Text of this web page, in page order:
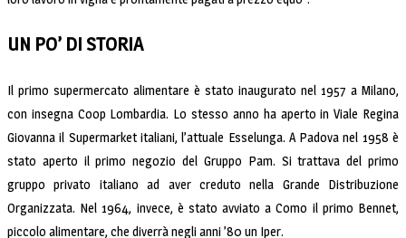
UN PO’ DI STORIA
Il primo supermercato alimentare è stato inaugurato nel 1957 a Milano,
con insegna Coop Lombardia. Lo stesso anno ha aperto in Viale Regina
Giovanna il Supermarket italiani, l’attuale Esselunga. A Padova nel 1958 è
stato aperto il primo negozio del Gruppo Pam. Si trattava del primo
gruppo privato italiano ad aver creduto nella Grande Distribuzione
Organizzata. Nel 1964, invece, è stato avviato a Como il primo Bennet,
piccolo alimentare, che diverrà negli anni ’80 un Iper.